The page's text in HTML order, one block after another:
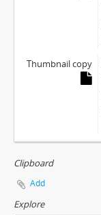
Thumbnail copy
Clipboard
Add
Explore